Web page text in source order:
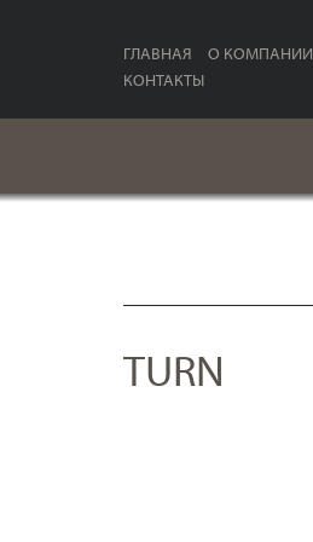
ГЛАВНАЯ О КОМПАНИИ
КОНТАКТЫ
TURN